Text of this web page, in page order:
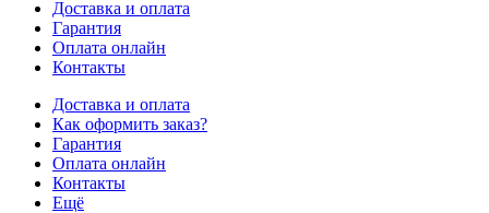
Доставка и оплата
Гарантия
Оплата онлайн
Контакты
Доставка и оплата
Как оформить заказ?
Гарантия
Оплата онлайн
Контакты
Ещё